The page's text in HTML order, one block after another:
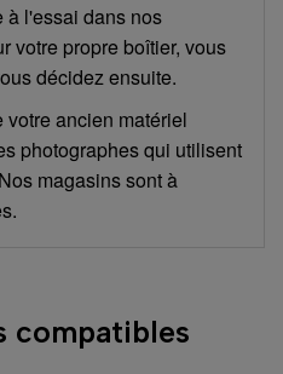
à l'essai dans nos
votre propre boîtier, vous
décidez ensuite.
ancien matériel
photographes qui utilisent
magasins sont à
compatibles